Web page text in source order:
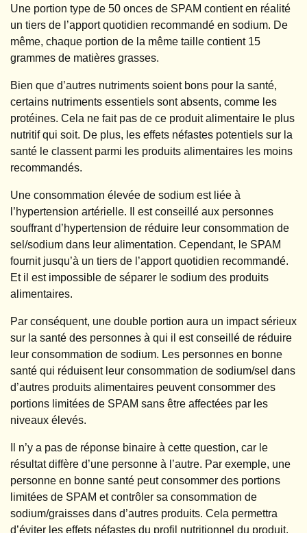
Une portion type de 50 onces de SPAM contient en réalité
un tiers de l’apport quotidien recommandé en sodium. De
même, chaque portion de la même taille contient 15
grammes de matières grasses.
Bien que d’autres nutriments soient bons pour la santé,
certains nutriments essentiels sont absents, comme les
protéines. Cela ne fait pas de ce produit alimentaire le plus
nutritif qui soit. De plus, les effets néfastes potentiels sur la
santé le classent parmi les produits alimentaires les moins
recommandés.
Une consommation élevée de sodium est liée à
l’hypertension artérielle. Il est conseillé aux personnes
souffrant d’hypertension de réduire leur consommation de
sel/sodium dans leur alimentation. Cependant, le SPAM
fournit jusqu’à un tiers de l’apport quotidien recommandé.
Et il est impossible de séparer le sodium des produits
alimentaires.
Par conséquent, une double portion aura un impact sérieux
sur la santé des personnes à qui il est conseillé de réduire
leur consommation de sodium. Les personnes en bonne
santé qui réduisent leur consommation de sodium/sel dans
d’autres produits alimentaires peuvent consommer des
portions limitées de SPAM sans être affectées par les
niveaux élevés.
Il n’y a pas de réponse binaire à cette question, car le
résultat diffère d’une personne à l’autre. Par exemple, une
personne en bonne santé peut consommer des portions
limitées de SPAM et contrôler sa consommation de
sodium/graisses dans d’autres produits. Cela permettra
d’éviter les effets néfastes du profil nutritionnel du produit.